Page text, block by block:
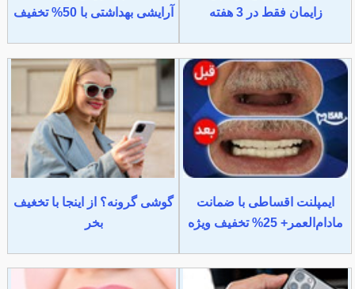
زایمان فقط در 3 هفته
آرایشی بهداشتی با 50% تخفیف
ایمپلنت اقساطی با ضمانت
مادام‌العمر+ 25% تخفیف ویژه
گوشی گرونه؟ از اینجا با تخغیف
بخر